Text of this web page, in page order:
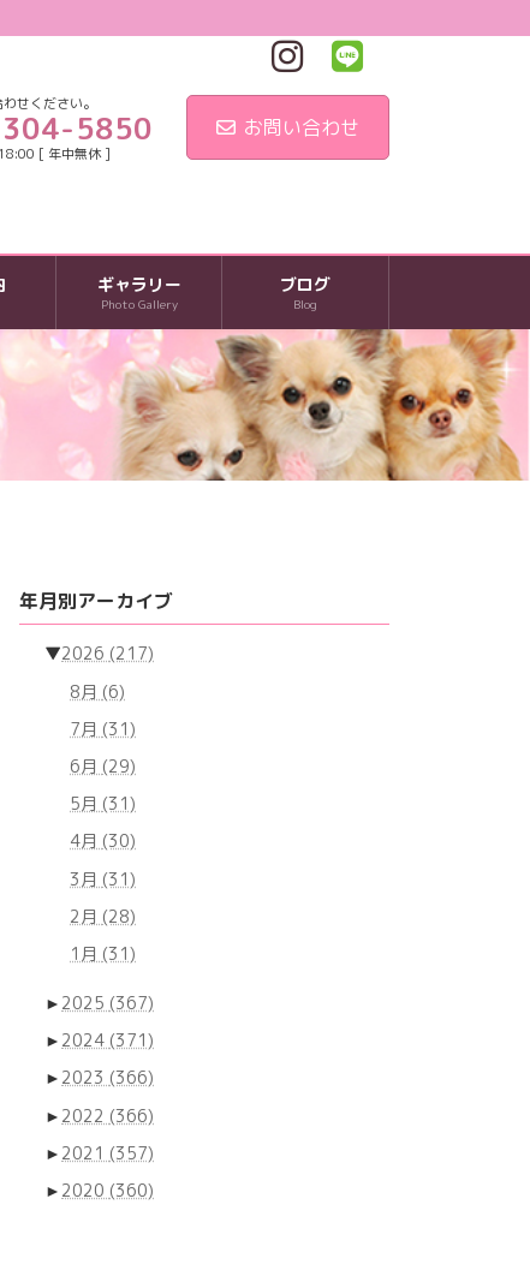
せください。
5850
[ 年中無休 ]
お問い合わせ
ギャラリー
Photo Gallery
ブログ
Blog
年月別アーカイブ
▼2026 (217)
8月 (6)
7月 (31)
6月 (29)
5月 (31)
4月 (30)
3月 (31)
2月 (28)
1月 (31)
► 2025 (367)
► 2024 (371)
► 2023 (366)
► 2022 (366)
► 2021 (357)
► 2020 (360)